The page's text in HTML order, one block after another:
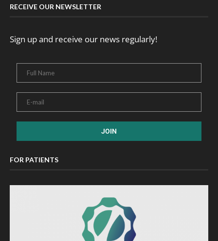
RECEIVE OUR NEWSLETTER
Sign up and receive our news regularly!
FOR PATIENTS